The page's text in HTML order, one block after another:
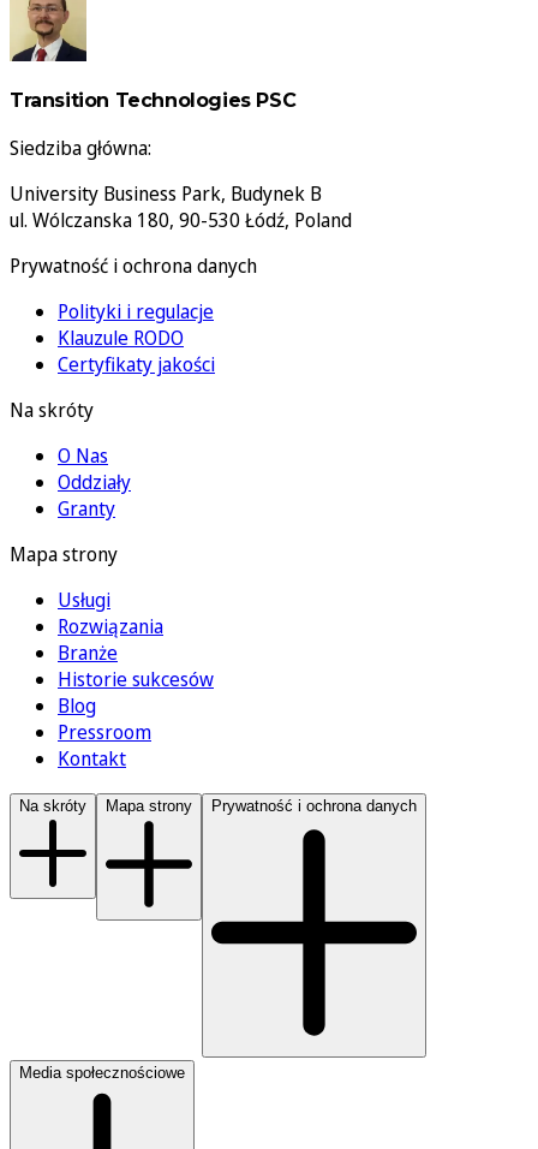
Transition Technologies PSC
Siedziba główna:
University Business Park, Budynek B
ul. Wólczanska 180, 90-530 Łódź, Poland
Prywatność i ochrona danych
Polityki i regulacje
Klauzule RODO
Certyfikaty jakości
Na skróty
O Nas
Oddziały
Granty
Mapa strony
Usługi
Rozwiązania
Branże
Historie sukcesów
Blog
Pressroom
Kontakt
Na skróty Mapa strony Prywatność i ochrona danych
Media społecznościowe